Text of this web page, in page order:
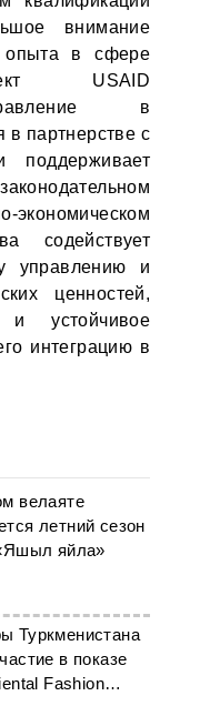
внимание
опыта в сфере
USAID
в
в партнерстве с
поддерживает
содействует
управлению и
ценностей,
и устойчивое
интеграцию в
велаяте
летний сезон
яйла»
Туркменистана
в показе
Fashion